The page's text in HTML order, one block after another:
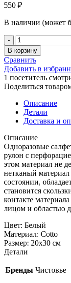
550 ₽
В наличии (может
Количество
товара
Салфетка
рулон
20*30
Cotto
100
шт.
Чистовье
В корзину
Сравнить
Добавить в
1 посетитель
Поделиться
Описание
Детали
Доставка и
Описание
Одноразовые
рулон с
этом материал не
нетканый
состоянии,
становится
контакте
лицом и областью
Цвет: Белый
Материал: Cotto
Размер: 20х30 см
Детали
Бренды Чистовье